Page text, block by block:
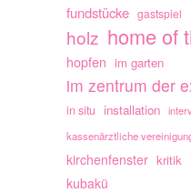
fundstücke gastspiel
holz home of
hopfen im garten
im zentrum der
in situ installation
kassenärztliche
kirchenfenster kritik
kubakü